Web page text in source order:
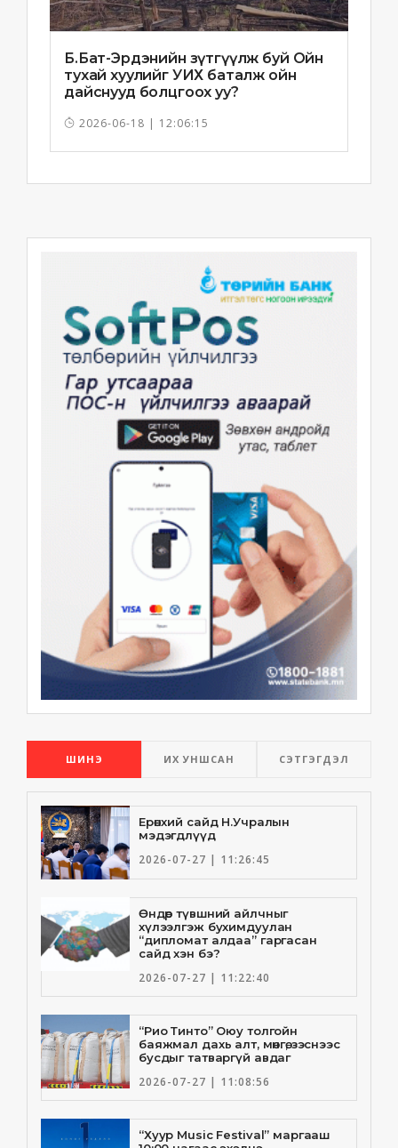
Б.Бат-Эрдэнийн зүтгүүлж буй Ойн
тухай хуулийг УИХ баталж ойн
дайснууд болцгоох уу?
2026-06-18 | 12:06:15
ШИНЭ ИХ УНШСАН СЭТГЭГДЭЛ
Ерөнхий сайд Н.Учралын
мэдэгдлүүд
2026-07-27 | 11:26:45
Өндөр түвшний айлчныг
хүлээлгэж бухимдуулан
“дипломат алдаа” гаргасан
сайд хэн бэ?
2026-07-27 | 11:22:40
“Рио Тинто” Оюу толгойн
баяжмал дахь алт, мөнгө, зэснээс
бусдыг татваргүй авдаг
2026-07-27 | 11:08:56
“Хуур Music Festival” маргааш